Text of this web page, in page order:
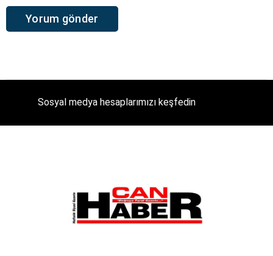
Sosyal medya hesaplarımızı keşfedin